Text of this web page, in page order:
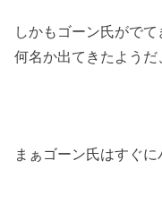
しかもゴーン氏がで
何名か出てきたようだ
まぁゴーン氏はすぐ